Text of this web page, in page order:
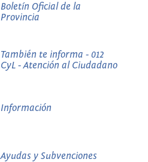
Boletín Oficial de la
Provincia
También te informa - 012
CyL - Atención al Ciudadano
Información
Ayudas y Subvenciones